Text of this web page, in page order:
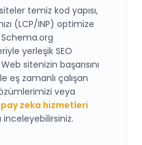
temiz kod yapısı,
(LCP/INP) optimize
yerleşik SEO
sitenizin başarısını
eş zamanlı çalışan
veya
zeka hizmetleri
inceleyebilirsiniz.